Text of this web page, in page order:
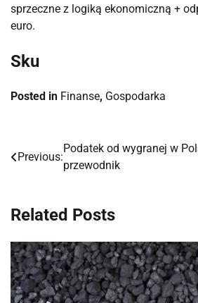
sprzeczne z logiką ekonomiczną +
euro.
Sku
Posted in Finanse, Gospodarka
Nawigacja
Previous:
Podatek od wygranej w
przewodnik
Related Posts